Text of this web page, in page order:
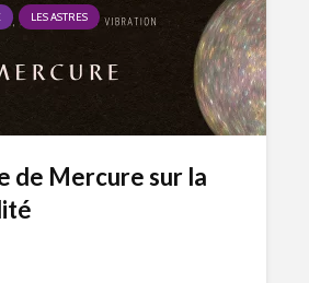
LES ASTRES
de Mercure sur la